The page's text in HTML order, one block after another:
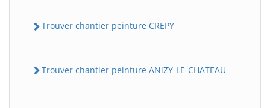
Trouver chantier peinture CREPY
Trouver chantier peinture ANiZY-LE-CHATEAU